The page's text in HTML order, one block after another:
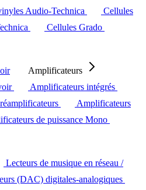
Audio-Technica
Cellules
Cellules Grado
Amplificateurs
Amplificateurs intégrés
Amplificateurs
de puissance Mono
Lecteurs de musique en réseau /
(DAC) digitales-analogiques